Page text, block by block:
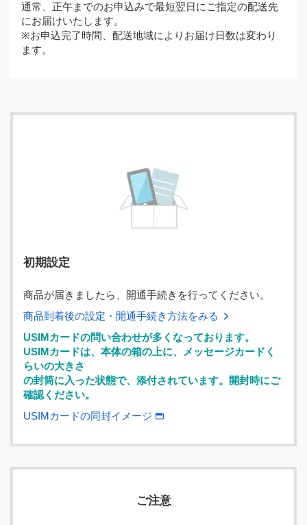
通常、正午までのお申込みで最短翌日にご指定の配送先
にお届けいたします。
※お申込完了時間、配送地域によりお届け日数は変わり
ます。
初期設定
商品が届きましたら、開通手続きを行ってください。
商品到着後の設定・開通手続き方法をみる
USIMカードの問い合わせが多くなっております。
USIMカードは、本体の箱の上に、メッセージカードく
らいの大きさ
の封筒に入った状態で、添付されています。開封時にご
確認ください。
USIMカードの同封イメージ
ご注意